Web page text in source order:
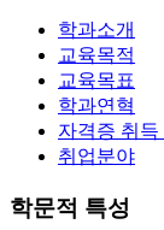
학과소개
교육목적
교육목표
학과연혁
자격증 취득
취업분야
학문적 특성